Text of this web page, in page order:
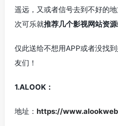
遥远，又或者信号去到不好的
次可乐就推荐几个影视网站资
仅此送给不想用APP或者没找
友们！
1.ALOOK：
地址： https://